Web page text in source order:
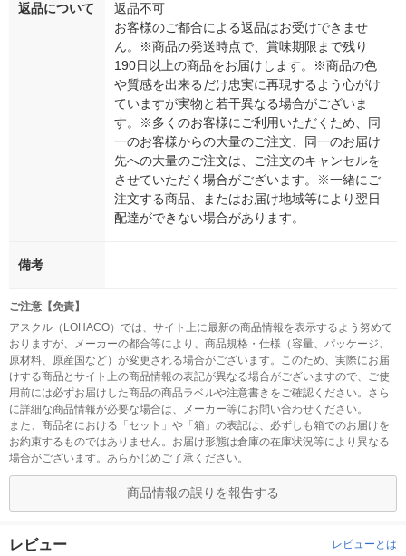
返品について
返品不可
お客様のご都合による返品はお受けできませ
ん。※商品の発送時点で、賞味期限まで残り
190日以上の商品をお届けします。※商品の色
や質感を出来るだけ忠実に再現するよう心がけ
ていますが実物と若干異なる場合がございま
す。※多くのお客様にご利用いただくため、同
一のお客様からの大量のご注文、同一のお届け
先への大量のご注文は、ご注文のキャンセルを
させていただく場合がございます。※一緒にご
注文する商品、またはお届け地域等により翌日
配達ができない場合があります。
備考
ご注意【免責】
アスクル（LOHACO）では、サイト上に最新の商品情報を表示するよう努めて
おりますが、メーカーの都合等により、商品規格・仕様（容量、パッケージ、
原材料、原産国など）が変更される場合がございます。このため、実際にお届
けする商品とサイト上の商品情報の表記が異なる場合がございますので、ご使
用前には必ずお届けした商品の商品ラベルや注意書きをご確認ください。さら
に詳細な商品情報が必要な場合は、メーカー等にお問い合わせください。
また、商品名における「セット」や「箱」の表記は、必ずしも箱でのお届けを
お約束するものではありません。お届け形態は倉庫の在庫状況等により異なる
場合がございます。あらかじめご了承ください。
商品情報の誤りを報告する
レビュー レビューとは